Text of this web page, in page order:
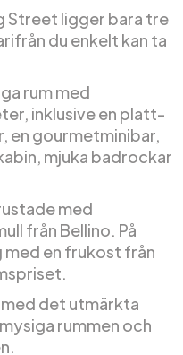
Street ligger bara tre
du enkelt kan ta
rum med
inklusive en platt-
en gourmetminibar,
mjuka badrockar
med
från Bellino. På
med en frukost från
det utmärkta
rummen och